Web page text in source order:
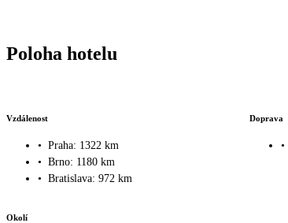
Poloha hotelu
Vzdálenost
• Praha: 1322 km
• Brno: 1180 km
• Bratislava: 972 km
Doprava
•
Okolí